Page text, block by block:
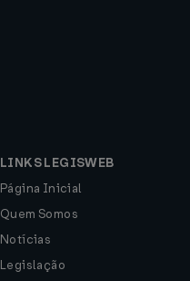
LINKS LEGISWEB
Página Inicial
Quem Somos
Notícias
Legislação